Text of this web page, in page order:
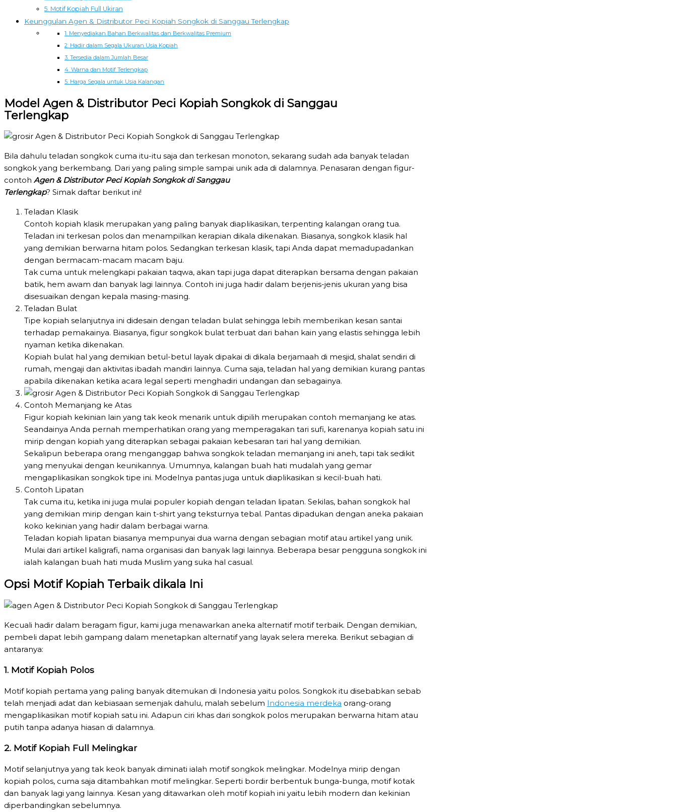
5. Motif Kopiah Full Ukiran
Keunggulan Agen & Distributor Peci Kopiah Songkok di Sanggau Terlengkap
1. Menyediakan Bahan Berkwalitas dan Berkwalitas Premium
2. Hadir dalam Segala Ukuran Usia Kopiah
3. Tersedia dalam Jumlah Besar
4. Warna dan Motif Terlengkap
5. Harga Segala untuk Usia Kalangan
Model Agen & Distributor Peci Kopiah Songkok di Sanggau
Terlengkap
Bila dahulu teladan songkok cuma itu-itu saja dan terkesan monoton, sekarang sudah ada banyak teladan
songkok yang berkembang. Dari yang paling simple sampai unik ada di dalamnya. Penasaran dengan figur-
contoh Agen & Distributor Peci Kopiah Songkok di Sanggau
Terlengkap? Simak daftar berikut ini!
Teladan Klasik
Contoh kopiah klasik merupakan yang paling banyak diaplikasikan, terpenting kalangan orang tua.
Teladan ini terkesan polos dan menampilkan kerapian dikala dikenakan. Biasanya, songkok klasik hal
yang demikian berwarna hitam polos. Sedangkan terkesan klasik, tapi Anda dapat memadupadankan
dengan bermacam-macam macam baju.
Tak cuma untuk melengkapi pakaian taqwa, akan tapi juga dapat diterapkan bersama dengan pakaian
batik, hem awam dan banyak lagi lainnya. Contoh ini juga hadir dalam berjenis-jenis ukuran yang bisa
disesuaikan dengan kepala masing-masing.
Teladan Bulat
Tipe kopiah selanjutnya ini didesain dengan teladan bulat sehingga lebih memberikan kesan santai
terhadap pemakainya. Biasanya, figur songkok bulat terbuat dari bahan kain yang elastis sehingga lebih
nyaman ketika dikenakan.
Kopiah bulat hal yang demikian betul-betul layak dipakai di dikala berjamaah di mesjid, shalat sendiri di
rumah, mengaji dan aktivitas ibadah mandiri lainnya. Cuma saja, teladan hal yang demikian kurang pantas
apabila dikenakan ketika acara legal seperti menghadiri undangan dan sebagainya.
Contoh Memanjang ke Atas
Figur kopiah kekinian lain yang tak keok menarik untuk dipilih merupakan contoh memanjang ke atas.
Seandainya Anda pernah memperhatikan orang yang memperagakan tari sufi, karenanya kopiah satu ini
mirip dengan kopiah yang diterapkan sebagai pakaian kebesaran tari hal yang demikian.
Sekalipun beberapa orang menganggap bahwa songkok teladan memanjang ini aneh, tapi tak sedikit
yang menyukai dengan keunikannya. Umumnya, kalangan buah hati mudalah yang gemar
mengaplikasikan songkok tipe ini. Modelnya pantas juga untuk diaplikasikan si kecil-buah hati.
Contoh Lipatan
Tak cuma itu, ketika ini juga mulai populer kopiah dengan teladan lipatan. Sekilas, bahan songkok hal
yang demikian mirip dengan kain t-shirt yang teksturnya tebal. Pantas dipadukan dengan aneka pakaian
koko kekinian yang hadir dalam berbagai warna.
Teladan kopiah lipatan biasanya mempunyai dua warna dengan sebagian motif atau artikel yang unik.
Mulai dari artikel kaligrafi, nama organisasi dan banyak lagi lainnya. Beberapa besar pengguna songkok ini
ialah kalangan buah hati muda Muslim yang suka hal casual.
Opsi Motif Kopiah Terbaik dikala Ini
Kecuali hadir dalam beragam figur, kami juga menawarkan aneka alternatif motif terbaik. Dengan demikian,
pembeli dapat lebih gampang dalam menetapkan alternatif yang layak selera mereka. Berikut sebagian di
antaranya:
1. Motif Kopiah Polos
Motif kopiah pertama yang paling banyak ditemukan di Indonesia yaitu polos. Songkok itu disebabkan sebab
telah menjadi adat dan kebiasaan semenjak dahulu, malah sebelum Indonesia merdeka orang-orang
mengaplikasikan motif kopiah satu ini. Adapun ciri khas dari songkok polos merupakan berwarna hitam atau
putih tanpa adanya hiasan di dalamnya.
2. Motif Kopiah Full Melingkar
Motif selanjutnya yang tak keok banyak diminati ialah motif songkok melingkar. Modelnya mirip dengan
kopiah polos, cuma saja ditambahkan motif melingkar. Seperti bordir berbentuk bunga-bunga, motif kotak
dan banyak lagi yang lainnya. Kesan yang ditawarkan oleh motif kopiah ini yaitu lebih modern dan kekinian
diperbandingkan sebelumnya.